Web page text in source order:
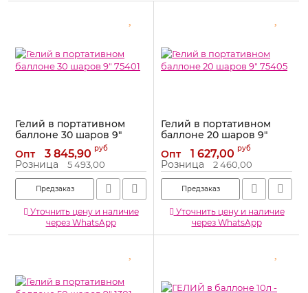
Гелий в портативном
баллоне 30 шаров 9"
Артикул: 75401
Опт 3 845,90 руб
Розница 5 493,00
Предзаказ
Уточнить цену и наличие
через WhatsApp
Гелий в портативном
баллоне 20 шаров 9"
Артикул: 75405
Опт 1 627,00 руб
Розница 2 460,00
Предзаказ
Уточнить цену и наличие
через WhatsApp